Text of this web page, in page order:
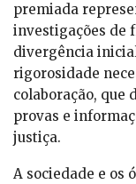
premiada
investigações de
divergência
rigorosidade
colaboração, que
provas e
justiça.
A sociedade e os